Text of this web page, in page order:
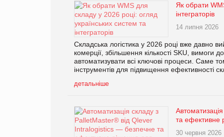
Як обрати
інтеграторів
14 липня 2026
Складська логістика у 2026 році вже давно
комерції, збільшення кількості SKU,
автоматизувати всі ключові процеси. Саме
інструментів для підвищення ефективності
детальніше
та ефективне
30 червня 2026